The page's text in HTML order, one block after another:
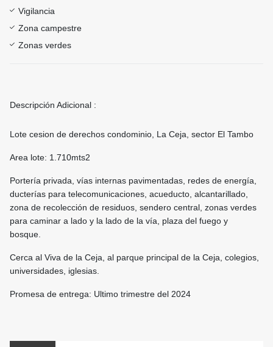
Vigilancia
Zona campestre
Zonas verdes
Descripción Adicional :
Lote cesion de derechos condominio, La Ceja, sector El Tambo
Area lote: 1.710mts2
Portería privada, vías internas pavimentadas, redes de energía,
ducterías para telecomunicaciones, acueducto, alcantarillado,
zona de recolección de residuos, sendero central, zonas verdes
para caminar a lado y la lado de la vía, plaza del fuego y
bosque.
Cerca al Viva de la Ceja, al parque principal de la Ceja, colegios,
universidades, iglesias.
Promesa de entrega: Ultimo trimestre del 2024